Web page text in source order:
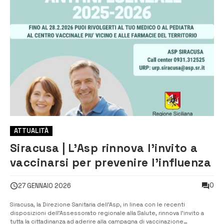
ATTUALITÀ
Siracusa | L’Asp rinnova l’invito a
vaccinarsi per prevenire l’influenza
27 GENNAIO 2026 0
Siracusa, la Direzione Sanitaria dell’Asp, in linea con le recenti
disposizioni dell’Assessorato regionale alla Salute, rinnova l’invito a
tutta la cittadinanza ad aderire alla campagna di vaccinazione